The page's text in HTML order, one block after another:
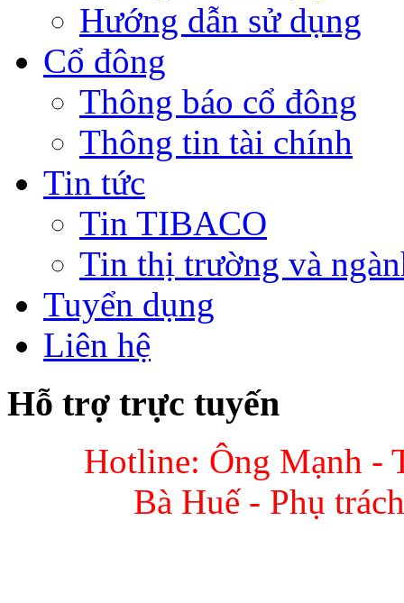
Hướng dẫn sử dụng
Cổ đông
Thông báo cổ đông
Thông tin tài chính
Tin tức
Tin TIBACO
Tin thị trường và
Tuyển dụng
Liên hệ
Hỗ trợ trực tuyến
Hotline: Ông Mạnh -
Bà Huế - Phụ